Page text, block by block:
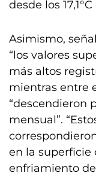
desde los
Asimismo,
“los valores
más altos
mientras entre
“descendieron
mensual”.
en la superficie
enfriamiento